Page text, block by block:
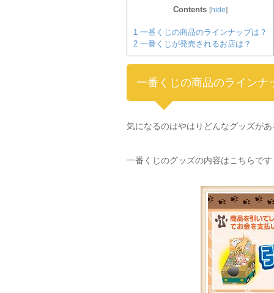
Contents [hide]
1 一番くじの商品のラインナップは？
2 一番くじが発売されるお店は？
一番くじの商品のラインナ
気になるのはやはりどんなグッズが
一番くじのグッズの内容はこちらです